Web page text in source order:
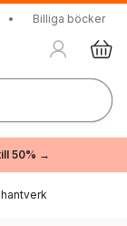
• Billiga böcker
50% →